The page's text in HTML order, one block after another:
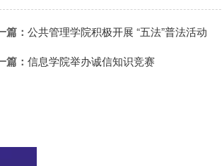
篇： 公共管理学院积极开展 “五法”普法活动
篇： 信息学院举办诚信知识竞赛